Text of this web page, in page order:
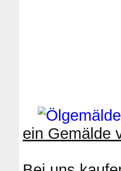
ein Gemälde